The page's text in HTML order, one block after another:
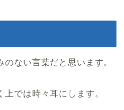
のない言葉だと思います。
では時々耳にします。